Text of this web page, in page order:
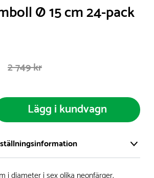
Ø 15 cm 24-pack
2 749 kr
Lägg i kundvagn
lager på över 8.000 kvm och